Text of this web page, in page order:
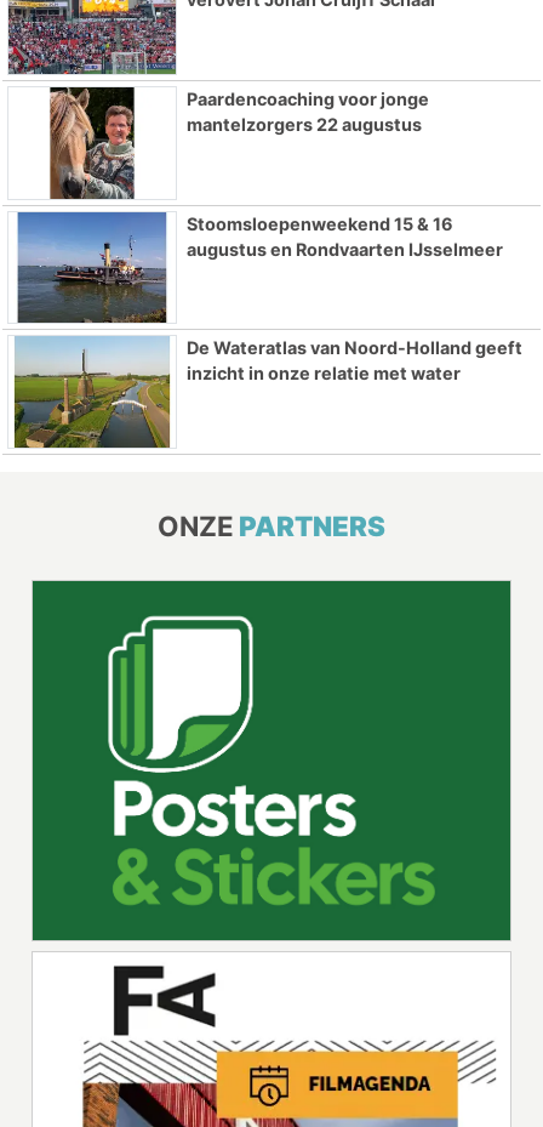
Paardencoaching voor jonge
mantelzorgers 22 augustus
Stoomsloepenweekend 15 & 16
augustus en Rondvaarten IJsselmeer
De Wateratlas van Noord-Holland geeft
inzicht in onze relatie met water
ONZE PARTNERS